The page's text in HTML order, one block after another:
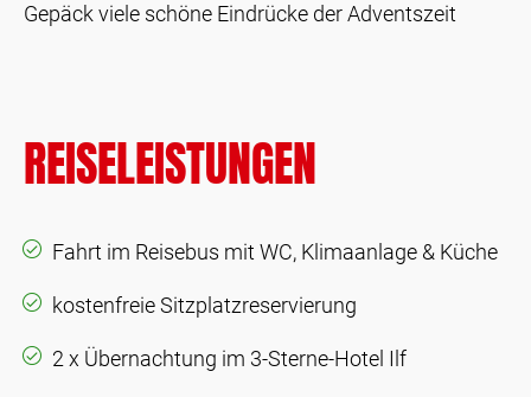
Gepäck viele schöne Eindrücke der Adventszeit
REISELEISTUNGEN
Fahrt im Reisebus mit WC, Klimaanlage & Küche
kostenfreie Sitzplatzreservierung
2 x Übernachtung im 3-Sterne-Hotel Ilf